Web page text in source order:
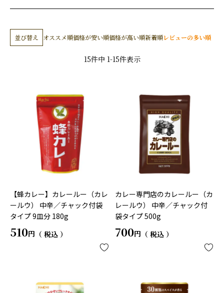
並び替え オススメ順価格が安い順価格が高い順新着順レビューの多い順
15件中 1-15件表示
【蜂カレー】カレールー（カレ
ールウ） 中辛／チャック付袋
タイプ 9皿分 180g
510 税込
カレー専門店のカレールー（カ
レールウ） 中辛／チャック付
袋タイプ 500g
700 税込